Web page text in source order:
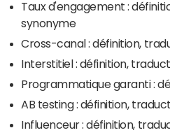
Taux d'engagement :
synonyme
Cross-canal : définition,
Interstitiel : définition,
Programmatique garanti :
AB testing : définition,
Influenceur : définition,